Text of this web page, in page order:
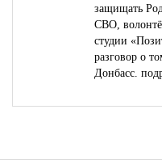
защищать
СВО,
студии
разговор о
Донбасс.